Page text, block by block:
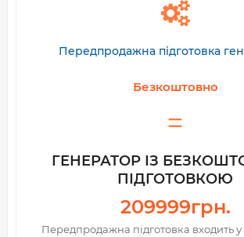
Передпродажна підготовка
Безкоштовно
ГЕНЕРАТОР ІЗ
ПІДГОТОВКОЮ
209999грн.
Передпродажна підготовка входить